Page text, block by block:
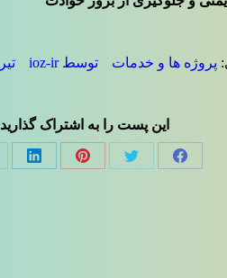
پروژه ها و خدمات توسطioz-ir تیر ۲, ۱۴۰۱
این پست را به اشتراک گذارید
Share
Share
Share
Share